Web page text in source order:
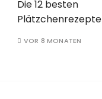
Die 12 besten
Plätzchenrezepte
VOR 8 MONATEN